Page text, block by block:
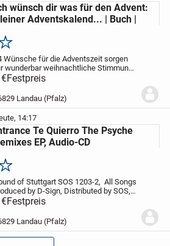
wünsch dir was für den Advent:
Adventskalend... | Buch |
Merken
Wünsche für die Adventszeit sorgen
wunderbar weihnachtliche Stimmung
zum 24. Dezember.
Fotos
inkl. Sendungsnummer
Festpreis
Landau (Pfalz)
14:17
Te Quierro The Psyche
EP, Audio-CD
Merken
of Stuttgart SOS 1203-2, All Songs
by D-Sign, Distributed by SOS,
Words For Te Quierro: Ruben
Calatiava 1993. Track 1 and 2 sind
Track 3 and 4 sind Trance...
Festpreis
Landau (Pfalz)